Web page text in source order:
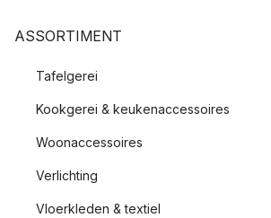
ASSORTIMENT
Tafelgerei
Kookgerei & keukenaccessoires
Woonaccessoires
Verlichting
Vloerkleden & textiel